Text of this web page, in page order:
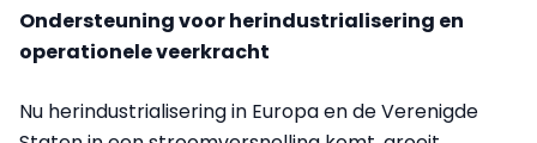
Ondersteuning voor herindustrialisering en
operationele veerkracht
Nu herindustrialisering in Europa en de Verenigde